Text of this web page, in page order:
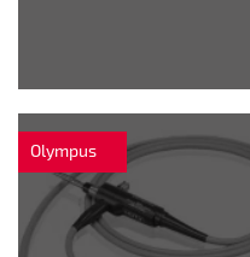
Olympus